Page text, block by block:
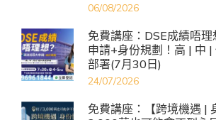
06/08/2026
免費講座：DSE成績唔
申請+身份規劃！高 | 中
部署(7月30日)
24/07/2026
免費講座：【跨境機遇 |